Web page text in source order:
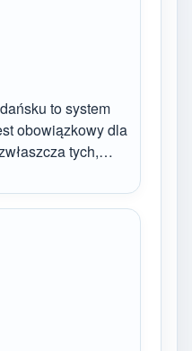
to system
obowiązkowy dla
tych,…